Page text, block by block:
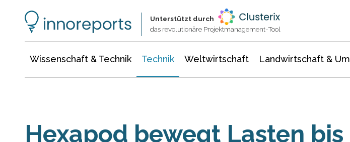
Unterstützt durch
das revolutionäre Projektmanagement-Tool
Wissenschaft & Technik Technik Weltwirtschaft Landwirtschaft &
Hexapod bewegt Lasten bis